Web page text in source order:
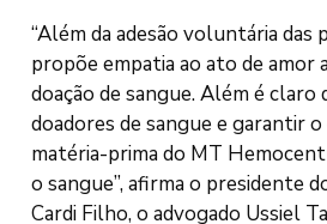
“Além da adesão voluntária das
propõe empatia ao ato de amor
doação de sangue. Além é claro
doadores de sangue e garantir
matéria-prima do MT
o sangue”, afirma o presidente
Cardi Filho, o advogado Ussiel